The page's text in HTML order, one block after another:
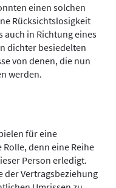
einen solchen
Rücksichtslosigkeit
auch in Richtung eines
dichter besiedelten
von denen, die nun
werden.
für eine
denn eine Reihe
Person erledigt.
der Vertragsbeziehung